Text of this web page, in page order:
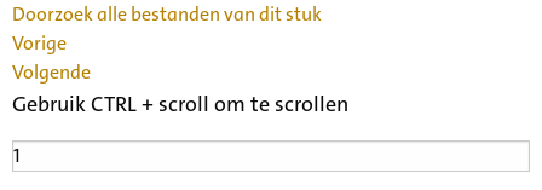
Doorzoek alle bestanden van dit stuk
Vorige
Volgende
Gebruik CTRL + scroll om te scrollen